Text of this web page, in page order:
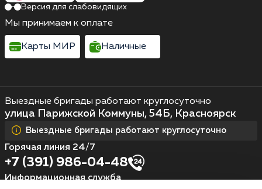
Выездные бригады работают круглосуточно
улица Парижской Коммуны, 54Б, Красноярск
Выездные бригады работают круглосуточно
Горячая линия 24/7
+7 (391) 986-04-48
Информационная служба
Версия для слабовидящих
Мы принимаем к оплате
Карты МИР Наличные